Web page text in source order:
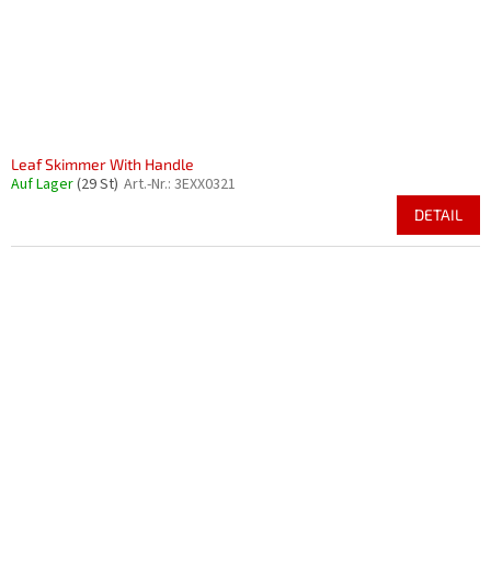
Leaf Skimmer With Handle
Auf Lager(29 St) Art.-Nr.: 3EXX0321
DETAIL